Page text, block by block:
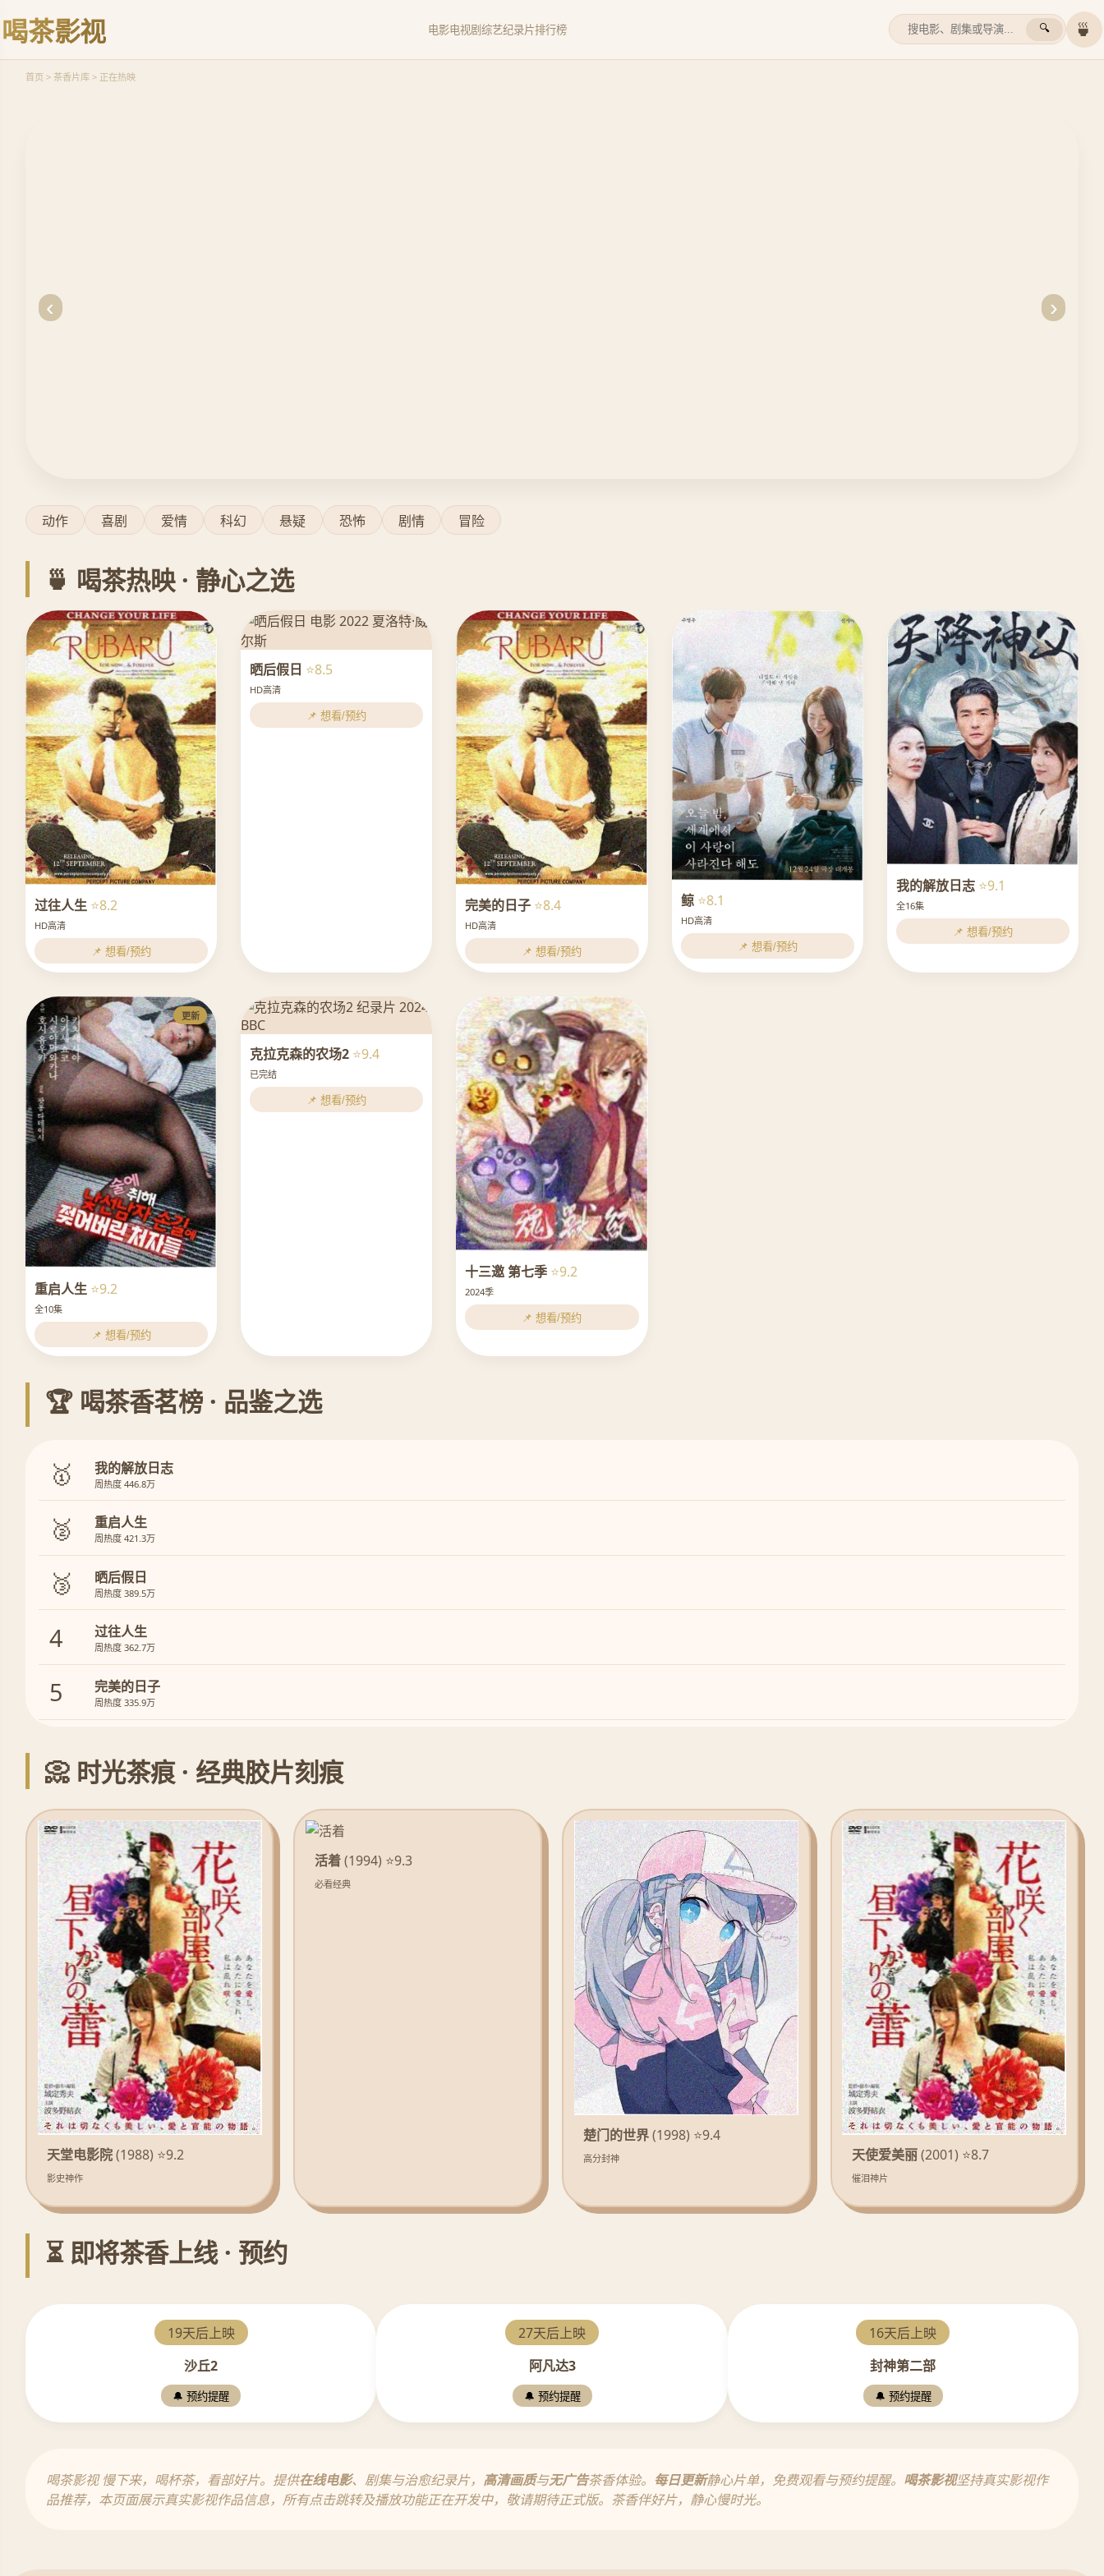
喝茶影视 电影电视剧 综艺纪录片排行榜 🔍 🍵
首页 > 茶香片库 > 正在热映
立
即
观
看
‹ ›
动作 喜剧 爱情 科幻 悬疑 恐怖 剧情 冒险
🍵 喝茶热映 · 静心之选
过往人生 ⭐8.2
HD高清
📌 想看/预约
晒后假日 ⭐8.5
HD高清
📌 想看/预约
完美的日子 ⭐8.4
HD高清
📌 想看/预约
鲸 ⭐8.1
HD高清
📌 想看/预约
我的解放日志 ⭐9.1
全16集
📌 想看/预约
更新
重启人生 ⭐9.2
全10集
📌 想看/预约
克拉克森的农场2 ⭐9.4
已完结
📌 想看/预约
十三邀 第七季 ⭐9.2
2024季
📌 想看/预约
🏆 喝茶香茗榜 · 品鉴之选
🥇 我的解放日志
周热度 446.8万
🥈 重启人生
周热度 421.3万
🥉 晒后假日
周热度 389.5万
4 过往人生
周热度 362.7万
5 完美的日子
周热度 335.9万
📀 时光茶痕 · 经典胶片刻痕
天堂电影院(1988) ⭐9.2
影史神作
活着(1994) ⭐9.3
必看经典
楚门的世界(1998) ⭐9.4
高分封神 天使爱美丽(2001) ⭐8.7
催泪神片
⏳ 即将茶香上线 · 预约
19天后上映
沙丘2
🔔 预约提醒
27天后上映
阿凡达3
🔔 预约提醒
16天后上映
封神第二部
🔔 预约提醒
喝茶影视 慢下来，喝杯茶，看部好片。提供在线电影、剧集与治愈纪录片， 高清画质与无广告茶香体验。 每日更新静心片单，免费观看与预约提醒。 喝茶影视坚持真实影视作
品推荐，本页面展示真实影视作品信息，所有点击跳转及播放功能正在开发中，敬请期待正式版。茶香伴好片，静心慢时光。